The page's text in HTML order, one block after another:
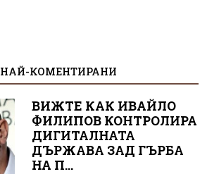
НАЙ-КОМЕНТИРАНИ
ВИЖТЕ КАК ИВАЙЛО
ФИЛИПОВ КОНТРОЛИРА
ДИГИТАЛНАТА
ДЪРЖАВА ЗАД ГЪРБА
НА П...